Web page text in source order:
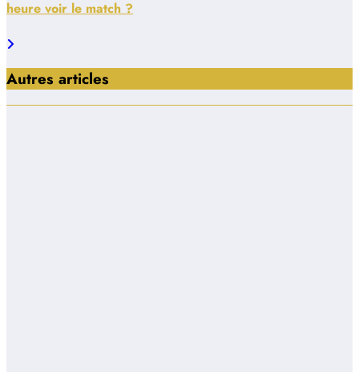
heure voir le match ?
Autres articles